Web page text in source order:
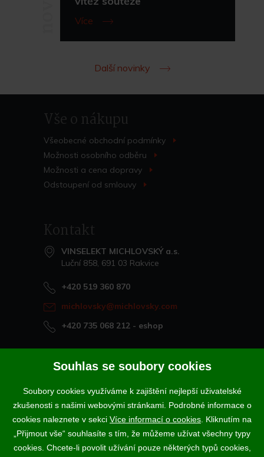
Více
Další novinky
Vše o nákupu
Všeobecné obchodní podmínky
Možnosti osobního odběru
Možnosti a cena dopravy
Odstoupení od smlouvy
Kontakt
VINSELEKT MICHLOVSKÝ a.s.
Luční 858, 691 03 Rakvice
+420 519 360 870
michlovsky@michlovsky.com
+420 735 068 212 - eshop
Naše vína offline
Vinotéka Rakvice
>
Vinotéky a degustační centra
>
Podle zákona o evidenci tržeb je prodávající povinen vystavit
kupujícímu účtenku. Zároveň je povinen zaevidovat přijatou tržbu u
Souhlas se soubory cookies
Soubory cookies využíváme k zajištění nejlepší uživatelské
zkušenosti s našimi webovými stránkami. Podrobné informace o
cookies naleznete v sekci Více informací o cookies . Kliknutím na
„Přijmout vše“ souhlasíte s tím, že můžeme užívat všechny typy
cookies. Chcete-li povolit užívání pouze některých typů cookies,